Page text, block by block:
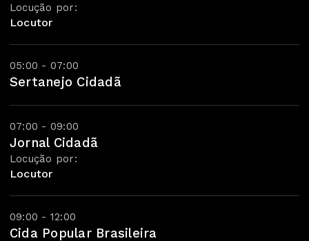
Locução por:
Locutor
05:00 - 07:00
Sertanejo Cidadã
07:00 - 09:00
Jornal Cidadã
Locução por:
Locutor
09:00 - 12:00
Cida Popular Brasileira